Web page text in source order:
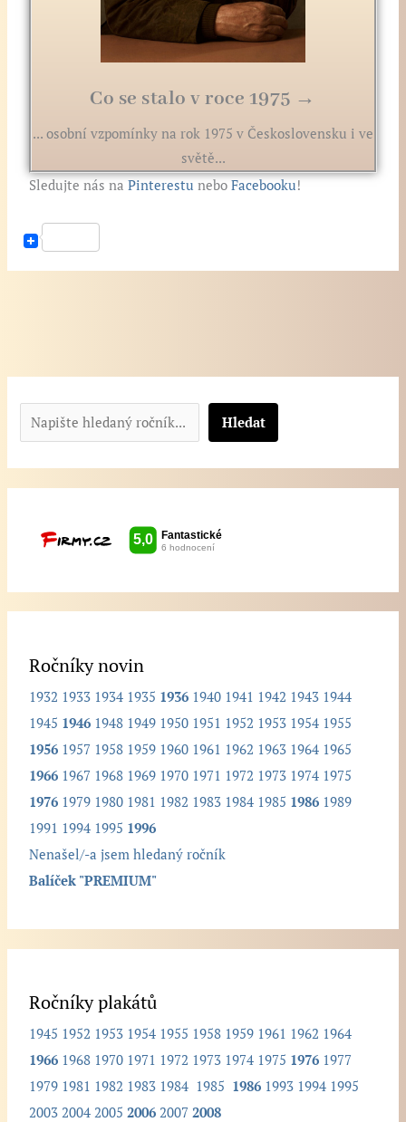
Co se stalo v roce 1975 →
... osobní vzpomínky na rok 1975 v Československu i ve
světě...
Sledujte nás naPinterestu neboFacebooku!
p
i
š
Hledat
Ročníky novin
1932 1933 1934 1935 1936 1940 1941 1942 1943 1944
1945 1946 1948 1949 1950 1951 1952 1953 1954 1955
1956 1957 1958 1959 1960 1961 1962 1963 1964 1965
1966 1967 1968 1969 1970 1971 1972 1973 1974 1975
1976 1979 1980 1981 1982 1983 1984 1985 1986 1989
1991 1994 1995 1996
Nenašel/-a jsem hledaný ročník
Balíček "PREMIUM"
Ročníky plakátů
1945 1952 1953 1954 1955 1958 1959 1961 1962 1964
1966 1968 1970 1971 1972 1973 1974 1975 1976 1977
1979 1981 1982 1983 1984 1985 1986 1993 1994 1995
2003 2004 2005 2006 2007 2008